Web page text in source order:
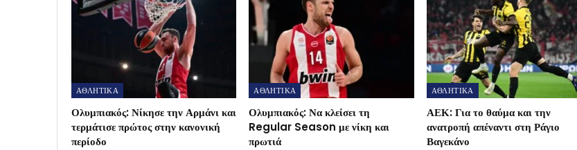
ΑΘΛΗΤΙΚΑ
Ολυμπιακός: Νίκησε την Αρμάνι και
τερμάτισε πρώτος στην κανονική
περίοδο
ΑΘΛΗΤΙΚΑ
Ολυμπιακός: Να κλείσει τη
Regular Season με νίκη και
πρωτιά
ΑΘΛΗΤΙΚΑ
ΑΕΚ: Για το θαύμα και την
ανατροπή απέναντι στη Ράγιο
Βαγεκάνο